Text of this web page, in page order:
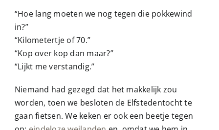
“Hoe lang moeten we nog tegen die pokkewind
in?”
“Kilometertje of 70.”
“Kop over kop dan maar?”
“Lijkt me verstandig.”
Niemand had gezegd dat het makkelijk zou
worden, toen we besloten de Elfstedentocht te
gaan fietsen. We keken er ook een beetje tegen